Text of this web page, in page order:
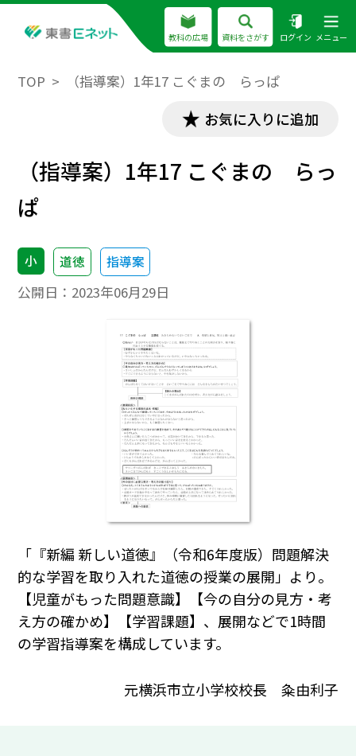
教科の広場 資料をさがす ログイン メニュー
TOP （指導案）1年17 こぐまの らっぱ
お気に入りに追加
（指導案）1年17 こぐまの らっ
ぱ
小 道徳 指導案
公開日： 2023年06月29日
「『新編 新しい道徳』（令和6年度版）問題解決
的な学習を取り入れた道徳の授業の展開」より。
【児童がもった問題意識】【今の自分の見方・考
え方の確かめ】【学習課題】、展開などで1時間
の学習指導案を構成しています。
元横浜市立小学校校長 粂由利子